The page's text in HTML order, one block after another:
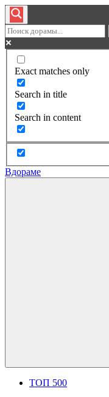
Exact matches only
Search in title
Search in content
Вдораме
ТОП 500